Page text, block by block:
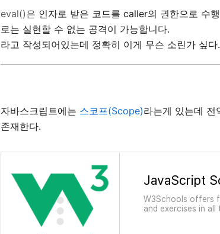
eval()은 인자로 받은 코드를 caller의 권한으로 수
로는 실현할 수 없는 공격이 가능합니다.
라고 작성되어있는데 정확히 이게 무슨 소린가 싶
자바스크립트에는 스코프(Scope)라는게 있는데 전
존재한다.
JavaScript
W3Schools offers
and exercises in